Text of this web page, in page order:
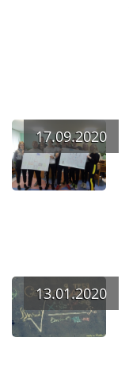
17.09.2020
13.01.2020